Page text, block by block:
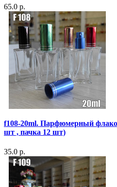
65.0 р.
f108-20ml. Парфюмерный
шт , пачка 12 шт)
35.0 р.